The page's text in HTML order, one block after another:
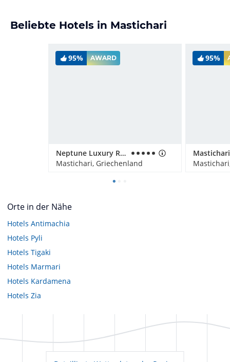
Beliebte Hotels in Mastichari
95% AWARD
Neptune Luxury Resort
Mastichari, Griechenland
95%
Orte in der Nähe
Hotels Antimachia
Hotels Pyli
Hotels Tigaki
Hotels Marmari
Hotels Kardamena
Hotels Zia